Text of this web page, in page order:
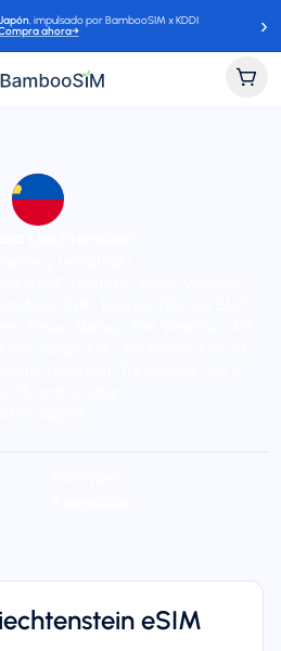
, impulsado por BambooSIM x KDDI
ahora→ ›
eSIM